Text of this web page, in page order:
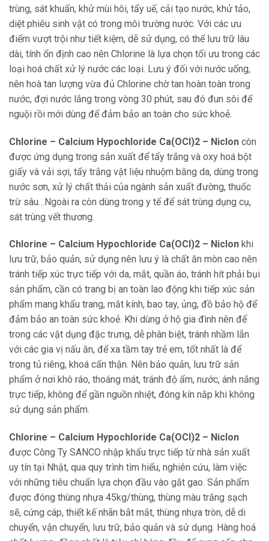
trùng, sát khuẩn, khử mùi hôi, tẩy uế, cải tạo nước, khử tảo,
diệt phiêu sinh vật có trong môi trường nước. Với các ưu
điểm vượt trội như tiết kiệm, dễ sử dụng, có thể lưu trữ lâu
dài, tính ổn định cao nên Chlorine là lựa chọn tối ưu trong các
loại hoá chất xử lý nước các loại. Lưu ý đối với nước uống,
nên hoà tan lượng vừa đủ Chlorine chờ tan hoàn toàn trong
nước, đợi nước lắng trong vòng 30 phút, sau đó đun sôi để
nguội rồi mới dùng để đảm bảo an toàn cho sức khoẻ.
Chlorine – Calcium Hypochloride Ca(OCl)2 – Niclon còn
được ứng dụng trong sản xuất để tẩy trắng và oxy hoá bột
giấy và vải sợi, tẩy trắng vật liệu nhuộm bằng da, dùng trong
nước sơn, xử lý chất thải của ngành sản xuất đường, thuốc
trừ sâu…Ngoài ra còn dùng trong y tế để sát trùng dụng cụ,
sát trùng vết thương.
Chlorine – Calcium Hypochloride Ca(OCl)2 – Niclon khi
lưu trữ, bảo quản, sử dụng nên lưu ý là chất ăn mòn cao nên
tránh tiếp xúc trực tiếp với da, mắt, quần áo, tránh hít phải bụi
sản phẩm, cần có trang bị an toàn lao động khi tiếp xúc sản
phẩm mang khẩu trang, mắt kính, bao tay, ủng, đồ bảo hộ để
đảm bảo an toàn sức khoẻ. Khi dùng ở hộ gia đình nên để
trong các vật dụng đặc trưng, dễ phân biệt, tránh nhầm lẫn
với các gia vị nấu ăn, để xa tầm tay trẻ em, tốt nhất là để
trong tủ riêng, khoá cẩn thận. Nên bảo quản, lưu trữ sản
phẩm ở nơi khô ráo, thoáng mát, tránh độ ẩm, nước, ánh nắng
trực tiếp, không để gần nguồn nhiệt, đóng kín nắp khi không
sử dụng sản phẩm.
Chlorine – Calcium Hypochloride Ca(OCl)2 – Niclon
được Công Ty SANCO nhập khẩu trực tiếp từ nhà sản xuất
uy tín tại Nhật, qua quy trình tìm hiểu, nghiên cứu, làm việc
với những tiêu chuẩn lựa chọn đầu vào gắt gao. Sản phẩm
được đóng thùng nhựa 45kg/thùng, thùng màu trắng sạch
sẽ, cứng cáp, thiết kế nhãn bắt mắt, thùng nhựa tròn, dễ di
chuyển, vận chuyển, lưu trữ, bảo quản và sử dụng. Hàng hoá